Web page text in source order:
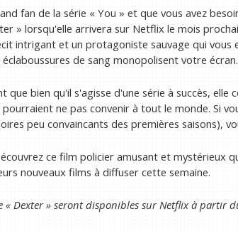
fan de la série « You » et que vous avez
» lorsqu'elle arrivera sur Netflix le mois
intrigant et un protagoniste sauvage qui vous
de sang monopolisent votre écran.
que bien qu'il s'agisse d'une série à succès, elle
ne pas convenir à tout le monde. Si
peu convaincants des premières saisons),
ce film policier amusant et mystérieux
nouveaux films à diffuser cette semaine.
« Dexter » seront disponibles surNetflixà partir